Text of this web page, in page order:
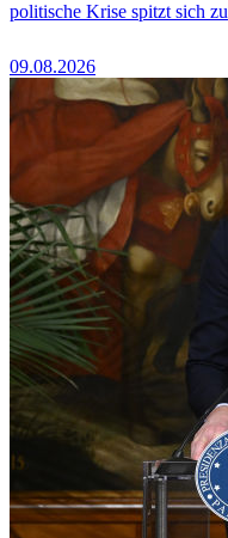
politische Krise spitzt sich zu
09.08.2026